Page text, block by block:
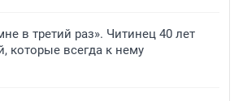
в третий раз». Читинец 40 лет
которые всегда к нему